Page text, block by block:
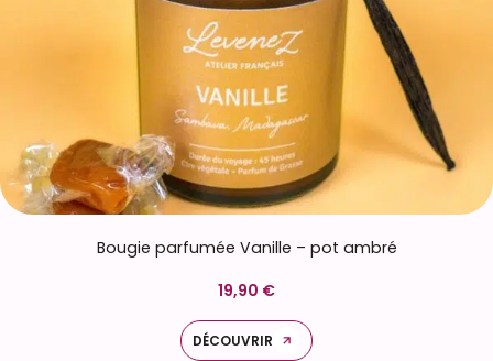
Bougie parfumée Vanille – pot ambré
19,90 €
DÉCOUVRIR